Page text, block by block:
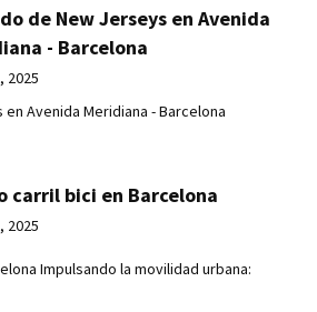
de New Jerseys en Avenida
- Barcelona
2025
Avenida Meridiana - Barcelona
carril bici en Barcelona
2025
Impulsando la movilidad urbana: